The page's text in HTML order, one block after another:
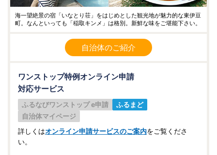
海一望絶景の宿「いなとり荘」をはじめとした観光地が魅力的な東伊豆
町。なんといっても「稲取キンメ」は格別。新鮮な味をご堪能下さい。
自治体のご紹介
ワンストップ特例オンライン申請
対応サービス
ふるなびワンストップ e申請
ふるまど
自治体マイページ
詳しくはオンライン申請サービスのご案内をご覧くださ
い。